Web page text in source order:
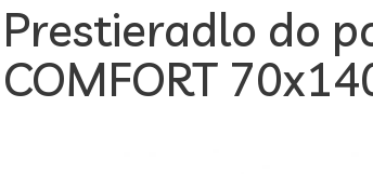
Prestieradlo do
COMFORT